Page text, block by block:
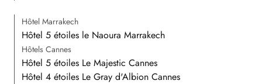
Hôtel Marrakech
Hôtel 5 étoiles le Naoura Marrakech
Hôtels Cannes
Hôtel 5 étoiles Le Majestic Cannes
Hôtel 4 étoiles Le Gray d'Albion Cannes